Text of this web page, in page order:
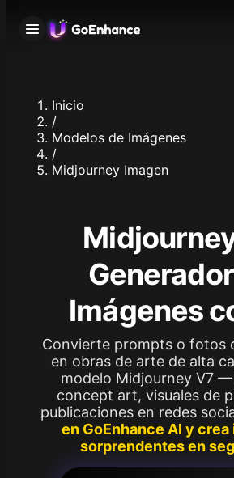
Inicio
/
Modelos de Imágenes
/
Midjourney Imagen
Imágenes
Convierte prompts o fotos
en obras de arte de alta
modelo Midjourney V7 —
concept art, visuales de
publicaciones en redes
en GoEnhance AI y
sorprendentes en